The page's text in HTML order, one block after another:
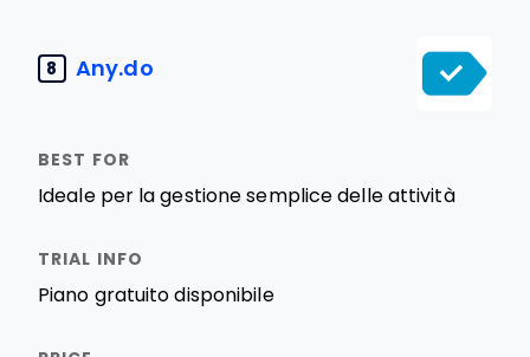
8 Any.do
Ideale per la gestione semplice delle attività
Piano gratuito disponibile